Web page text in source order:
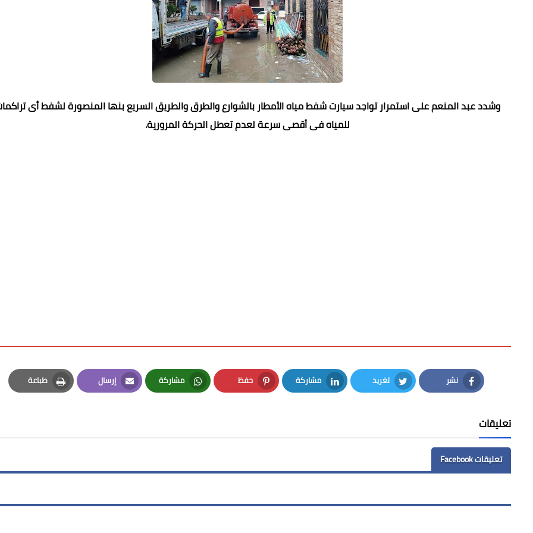
وشدد عبد المنعم على استمرار تواجد سيارت شفط مياه الأمطار بالشوارع والطرق والطريق السريع بنها المنصورة لشفط أى
للمياه فى أقصى سرعة لعدم تعطل الحركة المرورية.
نشر
Facebook
تغريد
Twitter
مشاركة
LinkedIn
حفظ
Pinterest
مشاركة
Whatsapp
إرسال
Email
طباعة
Print
تعليقات
تعليقات Facebook